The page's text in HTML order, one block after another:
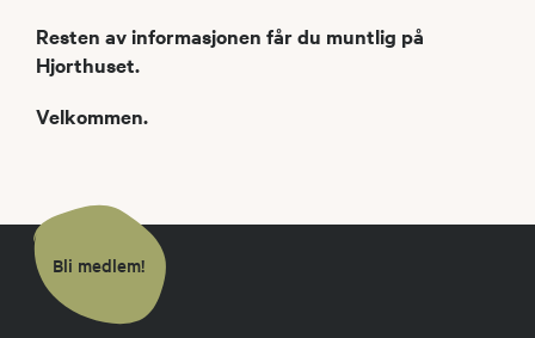
Resten av informasjonen får du muntlig på
Hjorthuset.
Velkommen.
Bli medlem!